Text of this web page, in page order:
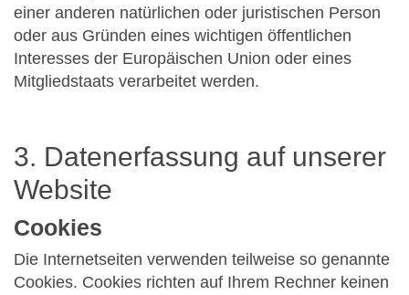
einer anderen natürlichen oder juristischen Person
oder aus Gründen eines wichtigen öffentlichen
Interesses der Europäischen Union oder eines
Mitgliedstaats verarbeitet werden.
3. Datenerfassung auf unserer
Website
Cookies
Die Internetseiten verwenden teilweise so genannte
Cookies. Cookies richten auf Ihrem Rechner keinen